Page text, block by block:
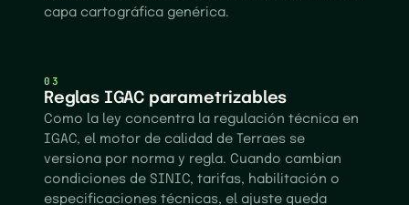
capa cartográfica genérica.
03
Reglas IGAC parametrizables
Como la ley concentra la regulación técnica en
IGAC, el motor de calidad de Terraes se
versiona por norma y regla. Cuando cambian
condiciones de SINIC, tarifas, habilitación o
especificaciones técnicas, el ajuste queda